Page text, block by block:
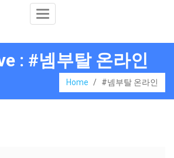
Toggle
: #넴부탈 온라인
Home / #넴부탈 온라인